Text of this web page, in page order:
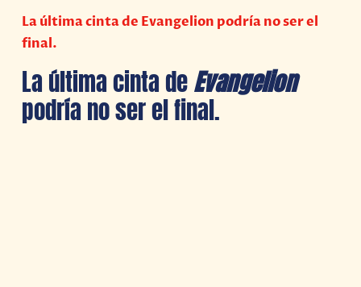
La última cinta de Evangelion podría no ser el
final.
La última cinta deEvangelion
podría no ser el final.